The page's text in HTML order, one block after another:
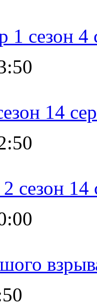
1 сезон 4
14
сезон 14